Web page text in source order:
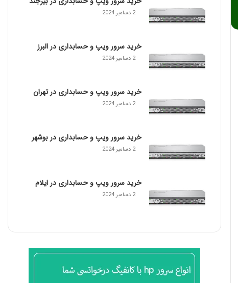
2 دسامبر 2024
خرید سرور ویپ و حسابداری در البرز
2 دسامبر 2024
خرید سرور ویپ و حسابداری در تهران
2 دسامبر 2024
خرید سرور ویپ و حسابداری در بوشهر
2 دسامبر 2024
خرید سرور ویپ و حسابداری در ایلام
2 دسامبر 2024